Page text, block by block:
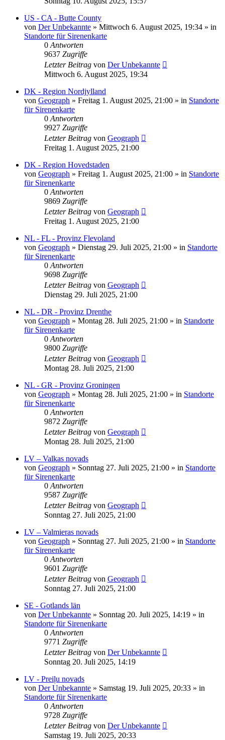
US - CA - Butte County
von Der Unbekannte » Mittwoch 6. August 2025, 19:34 » in
Standorte für Sirenenkarte
0 Antworten
9637 Zugriffe
Letzter Beitrag von Der Unbekannte
Mittwoch 6. August 2025, 19:34
DK - Region Nordjylland
von Geograph » Freitag 1. August 2025, 21:00 » in Standorte
für Sirenenkarte
0 Antworten
9927 Zugriffe
Letzter Beitrag von Geograph
Freitag 1. August 2025, 21:00
DK - Region Hovedstaden
von Geograph » Freitag 1. August 2025, 21:00 » in Standorte
für Sirenenkarte
0 Antworten
9869 Zugriffe
Letzter Beitrag von Geograph
Freitag 1. August 2025, 21:00
NL - FL - Provinz Flevoland
von Geograph » Dienstag 29. Juli 2025, 21:00 » in Standorte
für Sirenenkarte
0 Antworten
9698 Zugriffe
Letzter Beitrag von Geograph
Dienstag 29. Juli 2025, 21:00
NL - DR - Provinz Drenthe
von Geograph » Montag 28. Juli 2025, 21:00 » in Standorte
für Sirenenkarte
0 Antworten
9800 Zugriffe
Letzter Beitrag von Geograph
Montag 28. Juli 2025, 21:00
NL - GR - Provinz Groningen
von Geograph » Montag 28. Juli 2025, 21:00 » in Standorte
für Sirenenkarte
0 Antworten
9872 Zugriffe
Letzter Beitrag von Geograph
Montag 28. Juli 2025, 21:00
LV – Valkas novads
von Geograph » Sonntag 27. Juli 2025, 21:00 » in Standorte
für Sirenenkarte
0 Antworten
9587 Zugriffe
Letzter Beitrag von Geograph
Sonntag 27. Juli 2025, 21:00
LV – Valmieras novads
von Geograph » Sonntag 27. Juli 2025, 21:00 » in Standorte
für Sirenenkarte
0 Antworten
9601 Zugriffe
Letzter Beitrag von Geograph
Sonntag 27. Juli 2025, 21:00
SE - Gotlands län
von Der Unbekannte » Sonntag 20. Juli 2025, 14:19 » in
Standorte für Sirenenkarte
0 Antworten
9771 Zugriffe
Letzter Beitrag von Der Unbekannte
Sonntag 20. Juli 2025, 14:19
LV - Preiļu novads
von Der Unbekannte » Samstag 19. Juli 2025, 20:33 » in
Standorte für Sirenenkarte
0 Antworten
9728 Zugriffe
Letzter Beitrag von Der Unbekannte
Samstag 19. Juli 2025, 20:33